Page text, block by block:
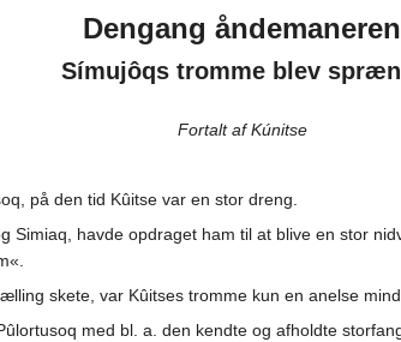
Dengang åndemaneren
Símujôqs tromme blev
Fortalt af Kúnitse
på den tid Kûitse var en stor dreng.
Simiaq, havde opdraget ham til at blive en stor
skete, var Kûitses tromme kun en anelse
med bl. a. den kendte og afholdte